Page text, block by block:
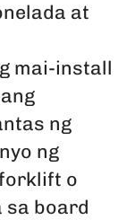
at
mai-install
ng
ng
o
sa board